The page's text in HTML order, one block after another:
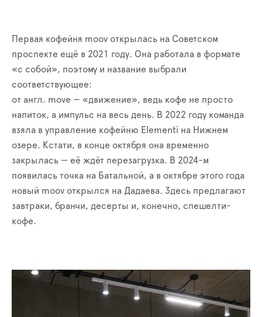
Первая кофейня moov открылась на Советском
проспекте ещё в 2021 году. Она работала в формате
«с собой», поэтому и название выбрали
соответствующее:
от англ. move — «движение», ведь кофе не просто
напиток, а импульс на весь день. В 2022 году команда
взяла в управление кофейню Elementi на Нижнем
озере. Кстати, в конце октября она временно
закрылась — её ждёт перезагрузка. В 2024-м
появилась точка на Батальной, а в октябре этого года
новый moov открылся на Дадаева. Здесь предлагают
завтраки, бранчи, десерты и, конечно, спешелти-
кофе.